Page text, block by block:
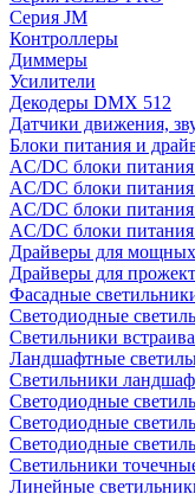
Серия JM
Контроллеры
Диммеры
Усилители
Декодеры DMX 512
Датчики движения,
Блоки питания и
AC/DC блоки
AC/DC блоки
AC/DC блоки
AC/DC блоки
Драйверы для мощных
Драйверы для
Фасадные
Светодиодные
Светильники
Ландшафтные
Светильники
Светодиодные
Светодиодные
Светодиодные
Светильники
Линейные